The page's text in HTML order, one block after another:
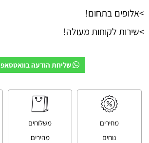
>אלופים בתחום!
>שירות לקוחות מעולה!
שליחת הודעה בוואטסאפ
מחירים
נוחים
משלוחים
מהירים